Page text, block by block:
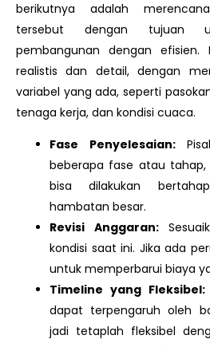
berikutnya adalah
tersebut dengan tujuan
pembangunan dengan efisien.
realistis dan detail, dengan
variabel yang ada, seperti
tenaga kerja, dan kondisi cuaca.
Fase Penyelesaian:
beberapa fase atau tahap,
bisa dilakukan
hambatan besar.
Revisi Anggaran:
kondisi saat ini. Jika ada
untuk memperbarui biaya
Timeline yang Fleksibel:
dapat terpengaruh oleh
jadi tetaplah fleksibel